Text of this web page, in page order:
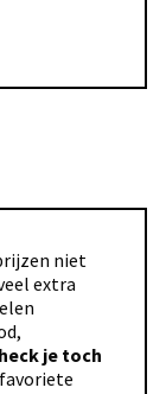
niet
extra
je toch